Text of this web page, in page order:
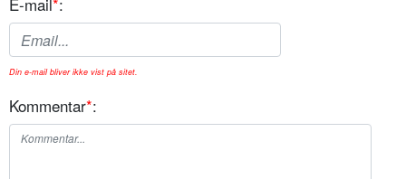
Din e-mail bliver ikke vist på sitet.
Kommentar*: